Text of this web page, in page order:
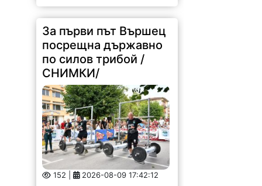
За първи път Вършец
посрещна държавно
по силов трибой /
СНИМКИ/
152 | 2026-08-09 17:42:12
За първи път Вършец бе домакин